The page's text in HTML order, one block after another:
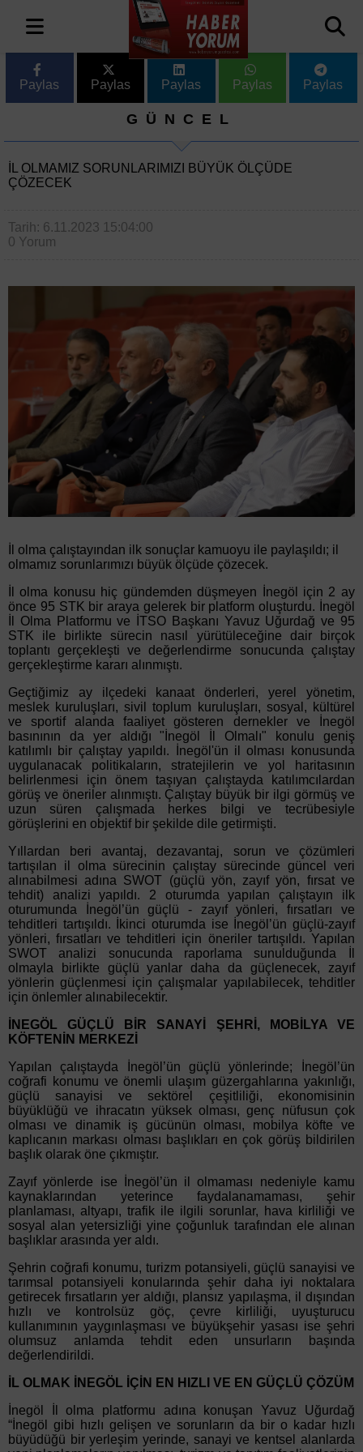
Paylas Paylas Paylas Paylas Paylas
GÜNCEL
İL OLMAMIZ SORUNLARIMIZI BÜYÜK ÖLÇÜDE
ÇÖZECEK
Tarih: 6.11.2023 15:04:00
0 Yorum
İl olma çalıştayından ilk sonuçlar kamuoyu ile paylaşıldı; il
olmamız sorunlarımızı büyük ölçüde çözecek.
İl olma konusu hiç gündemden düşmeyen İnegöl için 2 ay
önce 95 STK bir araya gelerek bir platform oluşturdu. İnegöl
İl Olma Platformu ve İTSO Başkanı Yavuz Uğurdağ ve 95
STK ile birlikte sürecin nasıl yürütüleceğine dair birçok
toplantı gerçekleşti ve değerlendirme sonucunda çalıştay
gerçekleştirme kararı alınmıştı.
Geçtiğimiz ay ilçedeki kanaat önderleri, yerel yönetim,
meslek kuruluşları, sivil toplum kuruluşları, sosyal, kültürel
ve sportif alanda faaliyet gösteren dernekler ve İnegöl
basınının da yer aldığı "İnegöl İl Olmalı" konulu geniş
katılımlı bir çalıştay yapıldı. İnegöl'ün il olması konusunda
uygulanacak politikaların, stratejilerin ve yol haritasının
belirlenmesi için önem taşıyan çalıştayda katılımcılardan
görüş ve öneriler alınmıştı. Çalıştay büyük bir ilgi görmüş ve
uzun süren çalışmada herkes bilgi ve tecrübesiyle
görüşlerini en objektif bir şekilde dile getirmişti.
Yıllardan beri avantaj, dezavantaj, sorun ve çözümleri
tartışılan il olma sürecinin çalıştay sürecinde güncel veri
alınabilmesi adına SWOT (güçlü yön, zayıf yön, fırsat ve
tehdit) analizi yapıldı. 2 oturumda yapılan çalıştayın ilk
oturumunda İnegöl’ün güçlü - zayıf yönleri, fırsatları ve
tehditleri tartışıldı. İkinci oturumda ise İnegöl’ün güçlü-zayıf
yönleri, fırsatları ve tehditleri için öneriler tartışıldı. Yapılan
SWOT analizi sonucunda raporlama sunulduğunda İl
olmayla birlikte güçlü yanlar daha da güçlenecek, zayıf
yönlerin güçlenmesi için çalışmalar yapılabilecek, tehditler
için önlemler alınabilecektir.
İNEGÖL GÜÇLÜ BİR SANAYİ ŞEHRİ, MOBİLYA VE
KÖFTENİN MERKEZİ
Yapılan çalıştayda İnegöl’ün güçlü yönlerinde; İnegöl’ün
coğrafi konumu ve önemli ulaşım güzergahlarına yakınlığı,
güçlü sanayisi ve sektörel çeşitliliği, ekonomisinin
büyüklüğü ve ihracatın yüksek olması, genç nüfusun çok
olması ve dinamik iş gücünün olması, mobilya köfte ve
kaplıcanın markası olması başlıkları en çok görüş bildirilen
başlık olarak öne çıkmıştır.
Zayıf yönlerde ise İnegöl’ün il olmaması nedeniyle kamu
kaynaklarından yeterince faydalanamaması, şehir
planlaması, altyapı, trafik ile ilgili sorunlar, hava kirliliği ve
sosyal alan yetersizliği yine çoğunluk tarafından ele alınan
başlıklar arasında yer aldı.
Şehrin coğrafi konumu, turizm potansiyeli, güçlü sanayisi ve
tarımsal potansiyeli konularında şehir daha iyi noktalara
getirecek fırsatların yer aldığı, plansız yapılaşma, il dışından
hızlı ve kontrolsüz göç, çevre kirliliği, uyuşturucu
kullanımının yaygınlaşması ve büyükşehir yasası ise şehri
olumsuz anlamda tehdit eden unsurların başında
değerlendirildi.
İL OLMAK İNEGÖL İÇİN EN HIZLI VE EN GÜÇLÜ ÇÖZÜM
İnegöl İl olma platformu adına konuşan Yavuz Uğurdağ
“İnegöl gibi hızlı gelişen ve sorunların da bir o kadar hızlı
büyüdüğü bir yerleşim yerinde, sanayi ve kentsel alanlarda